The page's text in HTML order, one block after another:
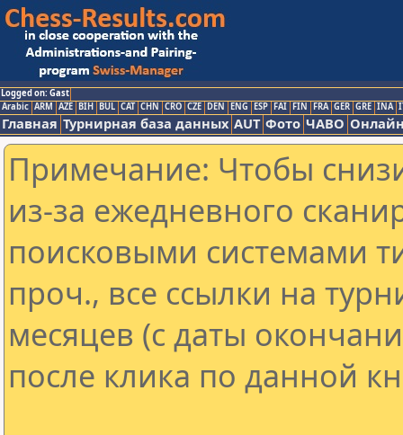
Logged on: Gast
Arabic ARM AZE BIH BUL CAT CHN CRO CZE DEN ENG ESP FAI FIN FRA GER GRE INA
Главная Турнирная база данных AUT Фото ЧАВО
Примечание: Чтобы
из-за ежедневного
поисковыми системами
проч., все ссылки на
месяцев (с даты
после клика по данной